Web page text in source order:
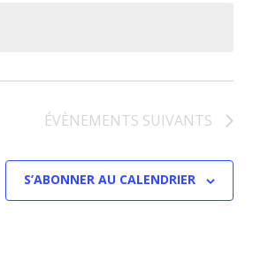
ÉVÈNEMENTS SUIVANTS
S’ABONNER AU CALENDRIER